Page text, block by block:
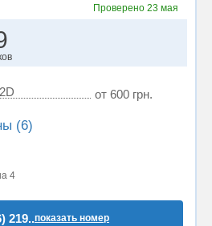
Проверено 23 мая
от 600 грн.
(6)
4
219..показать номер